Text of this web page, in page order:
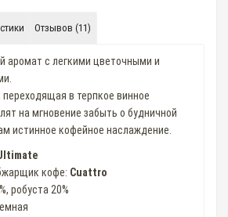
Отзывов (11)
аромат c легкими цветочными и
переходящая в терпкое винное
на мгновение забыть о будничной
истинное кофейное наслаждение.
кофе: Cuattro
робуста 20%